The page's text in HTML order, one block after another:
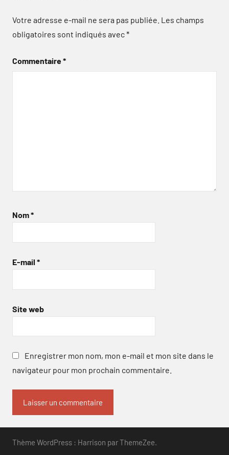
Votre adresse e-mail ne sera pas publiée. Les champs
obligatoires sont indiqués avec*
Commentaire*
Nom*
E-mail *
Site web
Enregistrer mon nom, mon e-mail et mon site dans le
navigateur pour mon prochain commentaire.
Thème WordPress : Harrison par ThemeZee.